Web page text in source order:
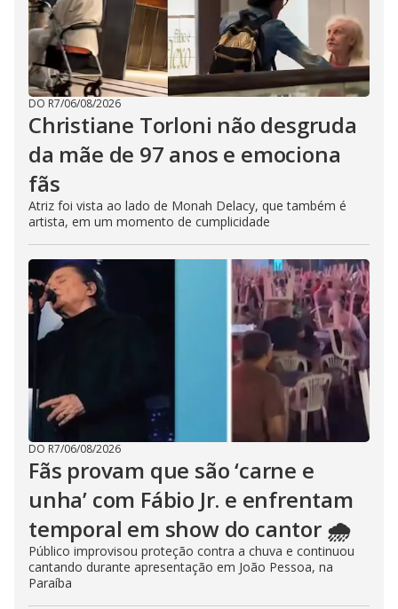
DO R7/06/08/2026
Christiane Torloni não desgruda
da mãe de 97 anos e emociona
fãs
Atriz foi vista ao lado de Monah Delacy, que também é
artista, em um momento de cumplicidade
DO R7/06/08/2026
Fãs provam que são ‘carne e
unha’ com Fábio Jr. e enfrentam
temporal em show do cantor 🌧️
Público improvisou proteção contra a chuva e continuou
cantando durante apresentação em João Pessoa, na
Paraíba